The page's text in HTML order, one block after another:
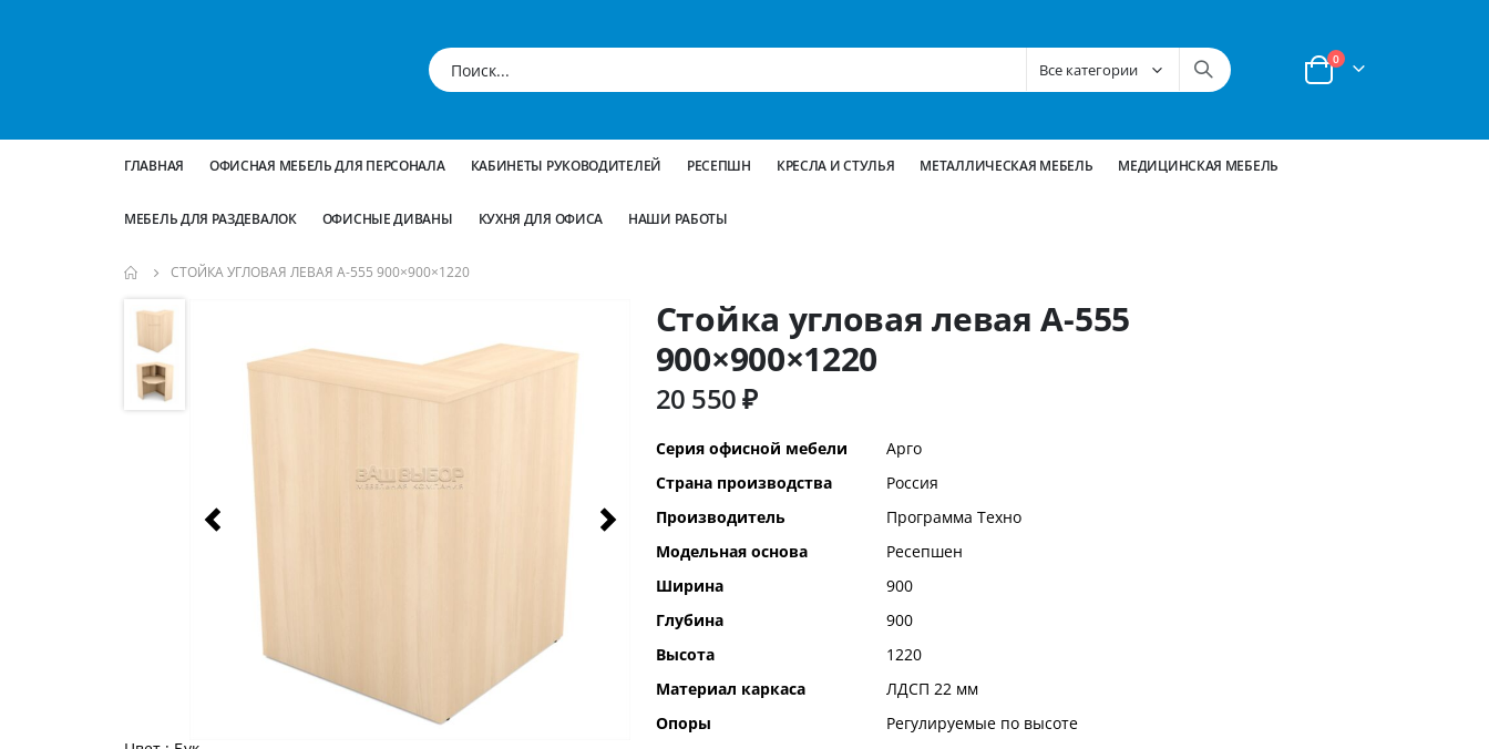
Корзина
0позиции
ГЛАВНАЯ ОФИСНАЯ МЕБЕЛЬ ДЛЯ ПЕРСОНАЛА КАБИНЕТЫ РУКОВОДИТЕЛЕЙ РЕСЕПШН КРЕСЛА И СТУЛЬЯ МЕТАЛЛИЧЕСКАЯ МЕБЕЛЬ МЕДИЦИНСКАЯ МЕБЕЛЬ
МЕБЕЛЬ ДЛЯ РАЗДЕВАЛОК ОФИСНЫЕ ДИВАНЫ КУХНЯ ДЛЯ ОФИСА НАШИ РАБОТЫ
СТОЙКА УГЛОВАЯ ЛЕВАЯ А-555 900×900×1220
Пропустить
перейти
галереям
изображений
Стойка угловая левая А-555
900×900×1220
20 550 ₽
Дополнительная
информация
Серия офисной мебели
Арго
Страна производства
Россия
Производитель
Программа Техно
Модельная основа
Ресепшен
Ширина
900
Глубина
900
Высота
1220
Материал каркаса
ЛДСП 22 мм
Опоры
Регулируемые по высоте